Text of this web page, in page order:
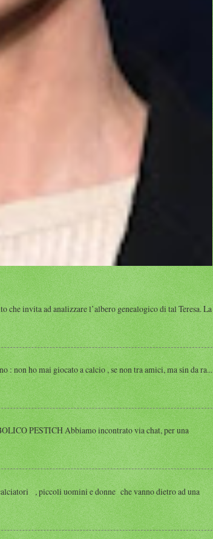
invita ad analizzare l’albero genealogico di tal Teresa. La
non ho mai giocato a calcio , se non tra amici, ma sin da ra...
PESTICH Abbiamo incontrato via chat, per una
, piccoli uomini e donne che vanno dietro ad una